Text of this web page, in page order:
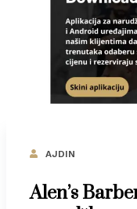
AJDIN
Alen’s